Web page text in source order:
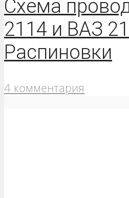
Схема
2114 и ВАЗ
Распиновки
4 комментария